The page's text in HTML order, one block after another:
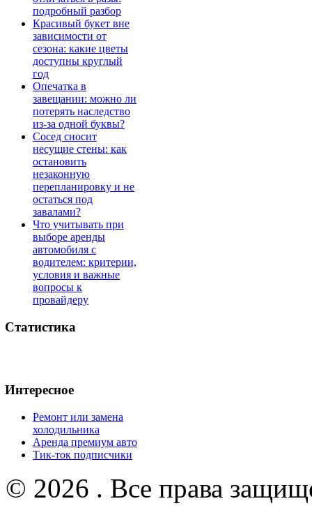
подробный разбор
Красивый букет вне
зависимости от
сезона: какие цветы
доступны круглый
год
Опечатка в
завещании: можно ли
потерять наследство
из-за одной буквы?
Сосед сносит
несущие стены: как
остановить
незаконную
перепланировку и не
остаться под
завалами?
Что учитывать при
выборе аренды
автомобиля с
водителем: критерии,
условия и важные
вопросы к
провайдеру
Статистика
Интересное
Ремонт или замена
холодильника
Аренда премиум авто
Тик-ток подписчики
© 2026 . Все права